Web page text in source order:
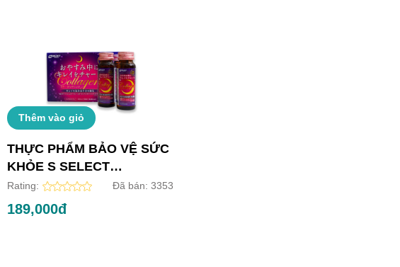
Thêm vào giỏ
THỰC PHẨM BẢO VỆ SỨC
KHỎE S SELECT
COLLAGEN DRINK (HỘP
10 LỌ)
Rating: Đã bán: 3353
189,000đ